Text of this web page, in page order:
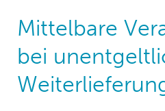
Mittelbare
bei